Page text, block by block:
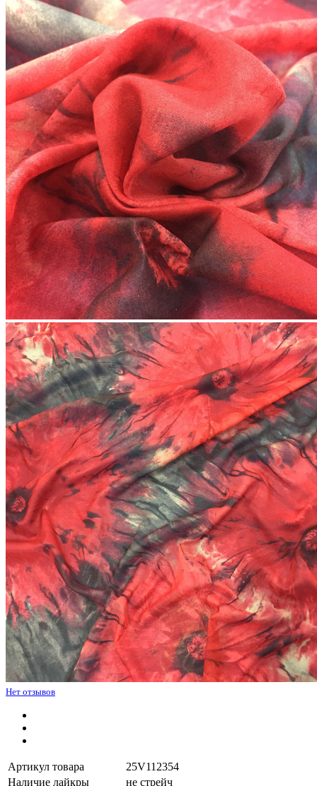
Нет отзывов
Артикул товара
25V112354
Наличие лайкры
не стрейч